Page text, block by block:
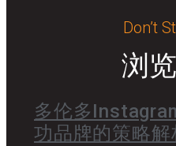
Don’t
浏
多伦多
功品牌的策略